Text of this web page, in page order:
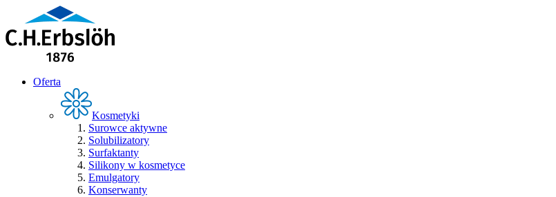
Oferta
Kosmetyki
Surowce aktywne
Solubilizatory
Surfaktanty
Silikony w kosmetyce
Emulgatory
Konserwanty